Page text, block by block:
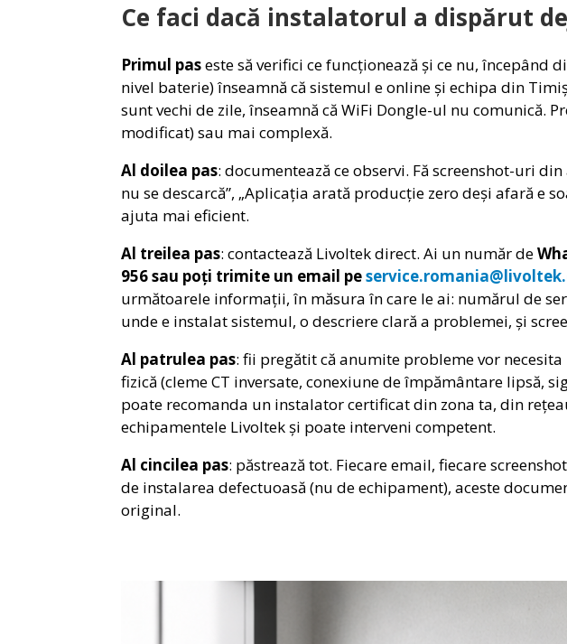
Ce faci dacă instalatorul a dispărut
Primul paseste să verifici ce funcționează și ce nu, începând
nivel baterie) înseamnă că sistemul e online și echipa din
sunt vechi de zile, înseamnă că WiFi Dongle-ul nu comunică.
modificat) sau mai complexă.
Al doilea pas: documentează ce observi. Fă screenshot-uri
nu se descarcă”, „Aplicația arată producție zero deși afară e
ajuta mai eficient.
Al treilea pas: contactează Livoltek direct. Ai un număr de
956 sau poți trimite un email pe
următoarele informații, în măsura în care le ai: numărul de
unde e instalat sistemul, o descriere clară a problemei, și
Al patrulea pas: fii pregătit că anumite probleme vor
fizică (cleme CT inversate, conexiune de împământare lipsă,
poate recomanda un instalator certificat din zona ta, din
echipamentele Livoltek și poate interveni competent.
Al cincilea pas: păstrează tot. Fiecare email, fiecare
de instalarea defectuoasă (nu de echipament), aceste
original.